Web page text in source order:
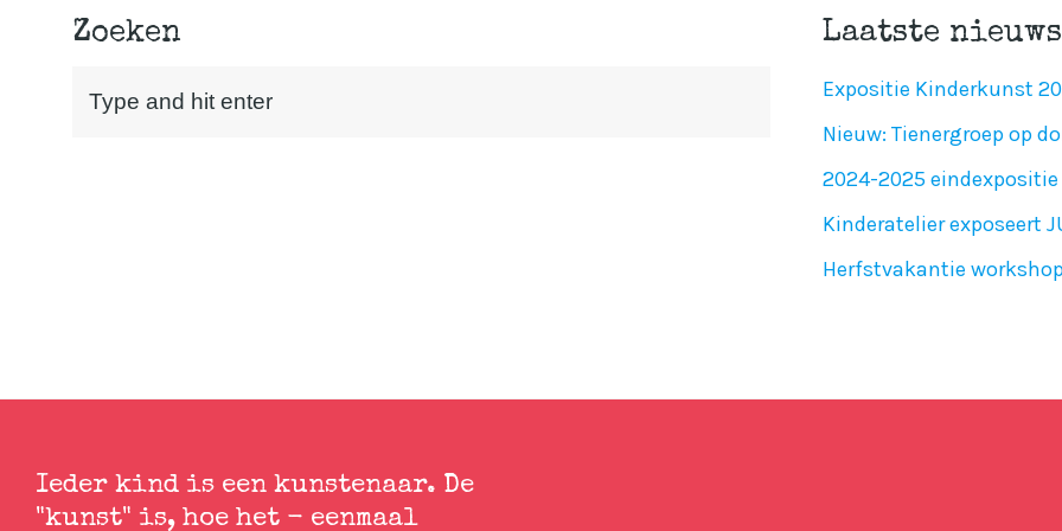
Zoeken Laatste nieuws
Expositie Kinderkunst
Nieuw: Tienergroep op
2024-2025
Kinderatelier exposeert
Herfstvakantie
Ieder kind is een kunstenaar. De
"kunst" is, hoe het - eenmaal